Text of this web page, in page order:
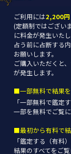
ご利用には2,200
(定額制ではござい
に料金が発生いた
占う前に占断する
お願いします。
ご購入いただくと
が発生します。
■一部無料で結果
「一部無料で鑑定
一部を無料でご覧に
■最初から有料で
「鑑定する（有料
結果のすべてをご覧